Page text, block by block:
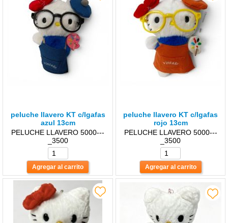
peluche llavero KT c/lgafas
azul 13cm
PELUCHE LLAVERO 5000---
_3500
peluche llavero KT c/lgafas
rojo 13cm
PELUCHE LLAVERO 5000---
_3500